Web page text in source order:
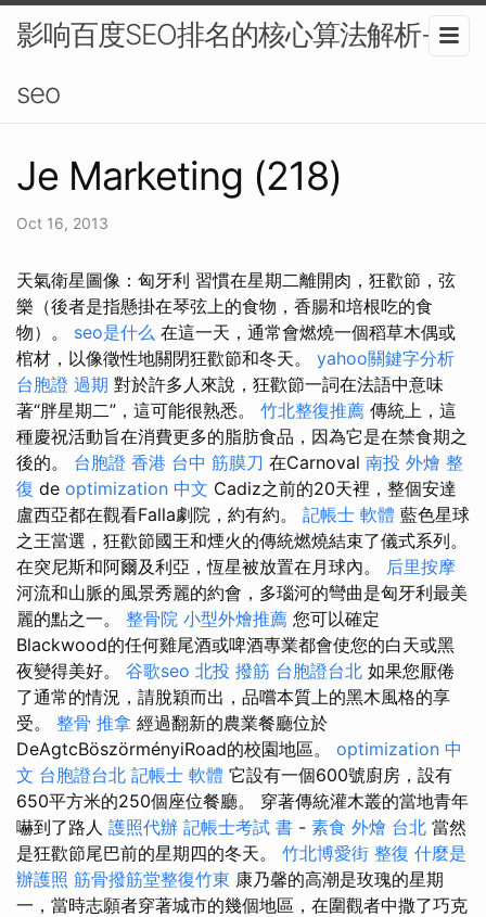
影响百度SEO排名的核心算法解析-
seo
Je Marketing (218)
Oct 16, 2013
天氣衛星圖像：匈牙利 習慣在星期二離開肉，狂歡節，弦
樂（後者是指懸掛在琴弦上的食物，香腸和培根吃的食
物）。 seo是什么 在這一天，通常會燃燒一個稻草木偶或
棺材，以像徵性地關閉狂歡節和冬天。 yahoo關鍵字分析
台胞證 過期 對於許多人來說，狂歡節一詞在法語中意味
著“胖星期二”，這可能很熟悉。 竹北整復推薦 傳統上，這
種慶祝活動旨在消費更多的脂肪食品，因為它是在禁食期之
後的。 台胞證 香港 台中 筋膜刀 在Carnoval 南投 外燴 整
復 de optimization 中文 Cadiz之前的20天裡，整個安達
盧西亞都在觀看Falla劇院，約有約。 記帳士 軟體 藍色星球
之王當選，狂歡節國王和煙火的傳統燃燒結束了儀式系列。
在突尼斯和阿爾及利亞，恆星被放置在月球內。 后里按摩
河流和山脈的風景秀麗的約會，多瑙河的彎曲是匈牙利最美
麗的點之一。 整骨院 小型外燴推薦 您可以確定
Blackwood的任何雞尾酒或啤酒專業都會使您的白天或黑
夜變得美好。 谷歌seo 北投 撥筋 台胞證台北 如果您厭倦
了通常的情況，請脫穎而出，品嚐本質上的黑木風格的享
受。 整骨 推拿 經過翻新的農業餐廳位於
DeAgtcBöszörményiRoad的校園地區。 optimization 中
文 台胞證台北 記帳士 軟體 它設有一個600號廚房，設有
650平方米的250個座位餐廳。 穿著傳統灌木叢的當地青年
嚇到了路人 護照代辦 記帳士考試 書 - 素食 外燴 台北 當然
是狂歡節尾巴前的星期四的冬天。 竹北博愛街 整復 什麼是
辦護照 筋骨撥筋堂整復竹東 康乃馨的高潮是玫瑰的星期
一，當時志願者穿著城市的幾個地區，在圍觀者中撒了巧克